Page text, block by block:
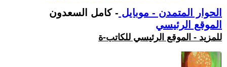
الحوار المتمدن - موبايل - كامل السعدون
الموقع الرئيسي
للمزيد - الموقع الرئيسي للكاتب-ة